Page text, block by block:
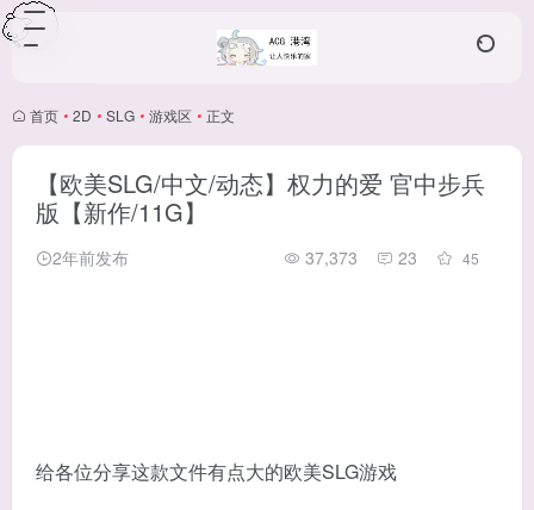
首页 • 2D • SLG • 游戏区 • 正文
【欧美SLG/中文/动态】权力的爱 官中步兵
版【新作/11G】
2年前发布 37,373 23 45
给各位分享这款文件有点大的欧美SLG游戏